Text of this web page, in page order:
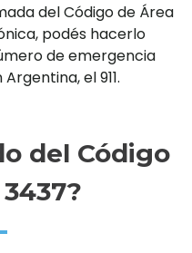
del Código de Área
podés hacerlo
de emergencia
el 911.
del Código